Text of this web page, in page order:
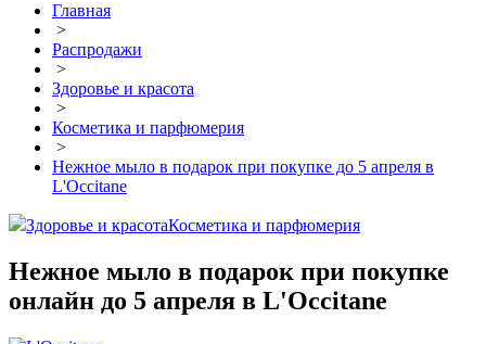
Главная
>
Распродажи
>
Здоровье и красота
>
Косметика и парфюмерия
>
Нежное мыло в подарок при покупке до 5 апреля в
L'Occitane
Здоровье и красотаКосметика и парфюмерия
Нежное мыло в подарок при покупке
онлайн до 5 апреля в L'Occitane